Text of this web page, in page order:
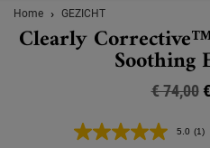
Hoofdinhoud
Home GEZICHT
Clearly
Soothing
€ 74,00
5.0 (1)